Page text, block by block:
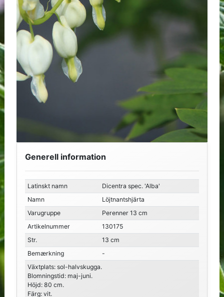
Generell information
Latinskt namn
Dicentra spec. 'Alba'
Namn
Löjtnantshjärta
Varugruppe
Perenner 13 cm
Artikelnummer
130175
Str.
13 cm
Bemærkning
-
Växtplats: sol-halvskugga.
Blomningstid: maj-juni.
Höjd: 80 cm.
Färg: vit.